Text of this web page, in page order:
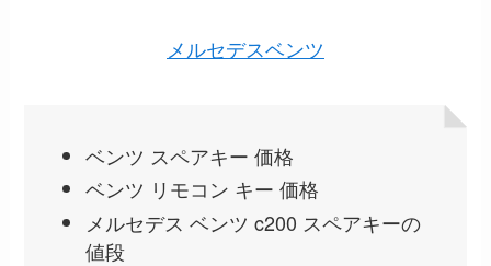
メルセデスベンツ
ベンツ スペアキー 価格
ベンツ リモコン キー 価格
メルセデス ベンツ c200 スペアキーの
値段